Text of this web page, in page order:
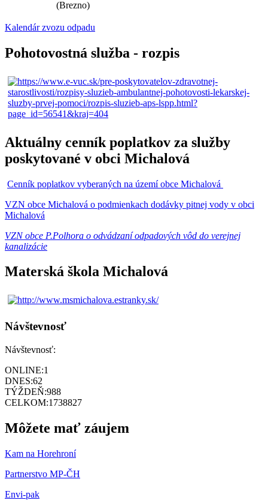
(Brezno)
Kalendár zvozu odpadu
Pohotovostná služba - rozpis
Aktuálny cenník poplatkov za služby
poskytované v obci Michalová
Cenník poplatkov vyberaných na území obce Michalová
VZN obce Michalová o podmienkach dodávky pitnej vody v obci
Michalová
VZN obce P.Polhora o odvádzaní odpadových vôd do verejnej
kanalizácie
Materská škola Michalová
Návštevnosť
Návštevnosť:
ONLINE:1
DNES:62
TÝŽDEŇ:988
CELKOM:1738827
Môžete mať záujem
Kam na Horehroní
Partnerstvo MP-ČH
Envi-pak